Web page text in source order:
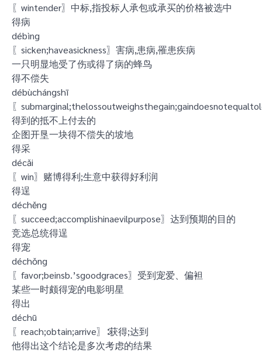
〖wintender〗中标,指投标人承包或承买的价格被选中
得病
débìng
〖sicken;haveasickness〗害病,患病,罹患疾病
一只明显地受了伤或得了病的蜂鸟
得不偿失
débùchángshī
〖
得到的抵不上付去的
企图开垦一块得不偿失的坡地
得采
décǎi
〖win〗赌博得利;生意中获得好利润
得逞
déchěng
〖succeed;accomplishinaevilpurpose〗达到预期的目的
竞选总统得逞
得宠
déchǒng
〖favor;beinsb.’sgoodgraces〗受到宠爱、偏袒
某些一时颇得宠的电影明星
得出
déchū
〖reach;obtain;arrive〗∶获得;达到
他得出这个结论是多次考虑的结果